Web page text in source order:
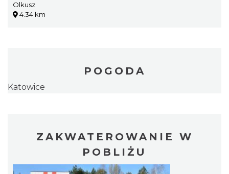
Olkusz
4.34 km
POGODA
Katowice
ZAKWATEROWANIE W
POBLIŻU